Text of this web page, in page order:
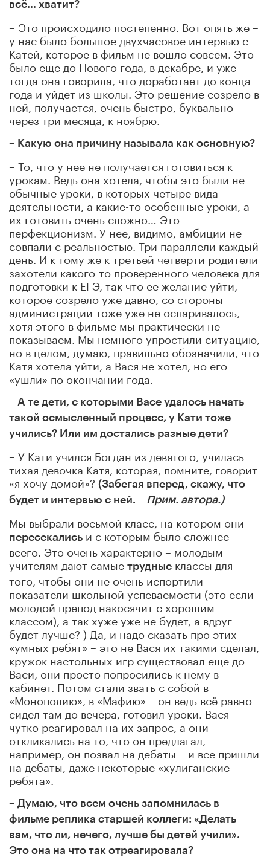
всё… хватит?
– Это происходило постепенно. Вот опять же –
у нас было большое двухчасовое интервью с
Катей, которое в фильм не вошло совсем. Это
было еще до Нового года, в декабре, и уже
тогда она говорила, что доработает до конца
года и уйдет из школы. Это решение созрело в
ней, получается, очень быстро, буквально
через три месяца, к ноябрю.
– Какую она причину называла как основную?
– То, что у нее не получается готовиться к
урокам. Ведь она хотела, чтобы это были не
обычные уроки, в которых четыре вида
деятельности, а какие-то особенные уроки, а
их готовить очень сложно… Это
перфекционизм. У нее, видимо, амбиции не
совпали с реальностью. Три параллели каждый
день. И к тому же к третьей четверти родители
захотели какого-то проверенного человека для
подготовки к ЕГЭ, так что ее желание уйти,
которое созрело уже давно, со стороны
администрации тоже уже не оспаривалось,
хотя этого в фильме мы практически не
показываем. Мы немного упростили ситуацию,
но в целом, думаю, правильно обозначили, что
Катя хотела уйти, а Вася не хотел, но его
«ушли» по окончании года.
– А те дети, с которыми Васе удалось начать
такой осмысленный процесс, у Кати тоже
учились? Или им достались разные дети?
– У Кати учился Богдан из девятого, училась
тихая девочка Катя, которая, помните, говорит
«я хочу домой»? (Забегая вперед, скажу, что
будет и интервью с ней. – Прим. автора.)
Мы выбрали восьмой класс, на котором они
пересекались и с которым было сложнее
всего. Это очень характерно – молодым
учителям дают самые трудные классы для
того, чтобы они не очень испортили
показатели школьной успеваемости (это если
молодой препод накосячит с хорошим
классом), а так хуже уже не будет, а вдруг
будет лучше? ) Да, и надо сказать про этих
«умных ребят» – это не Вася их такими сделал,
кружок настольных игр существовал еще до
Васи, они просто попросились к нему в
кабинет. Потом стали звать с собой в
«Монополию», в «Мафию» – он ведь всё равно
сидел там до вечера, готовил уроки. Вася
чутко реагировал на их запрос, а они
откликались на то, что он предлагал,
например, он позвал на дебаты – и все пришли
на дебаты, даже некоторые «хулиганские
ребята».
– Думаю, что всем очень запомнилась в
фильме реплика старшей коллеги: «Делать
вам, что ли, нечего, лучше бы детей учили».
Это она на что так отреагировала?